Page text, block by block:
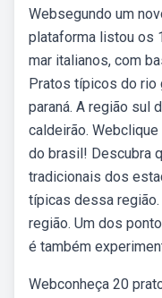
Websegundo um
plataforma listou os
mar italianos, com
Pratos típicos do rio
paraná. A região sul
caldeirão.
do brasil! Descubra
tradicionais dos
típicas dessa
região. Um dos
é também
Webconheça 20